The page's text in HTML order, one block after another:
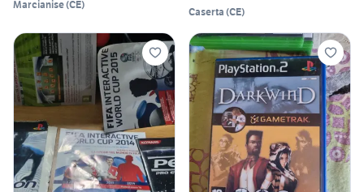
Marcianise(CE)
Caserta (CE)